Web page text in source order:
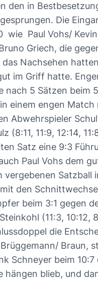
den in
Die
Paul Vohs/
Griech, die
Nachsehen
gut im Griff hatte.
5 Sätzen beim
einem engen
Abwehrspieler
(8:11, 11:9, 12:14,
Satz eine 9:3
Paul Vohs dem
den
beim 3:1 gegen
(11:3, 10:12,
die
Braun,
Schneyer beim
blieb, und